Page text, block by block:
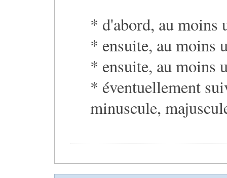
* d'abord, au moins
* ensuite, au moins
* ensuite, au moins
* éventuellement
minuscule,